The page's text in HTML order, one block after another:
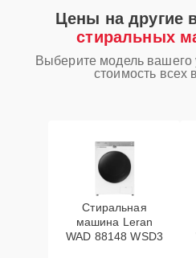
Цены на другие
стиральных
Выберите модель вашего
стоимость всех
Стиральная
машина Leran
WAD 88148 WSD3